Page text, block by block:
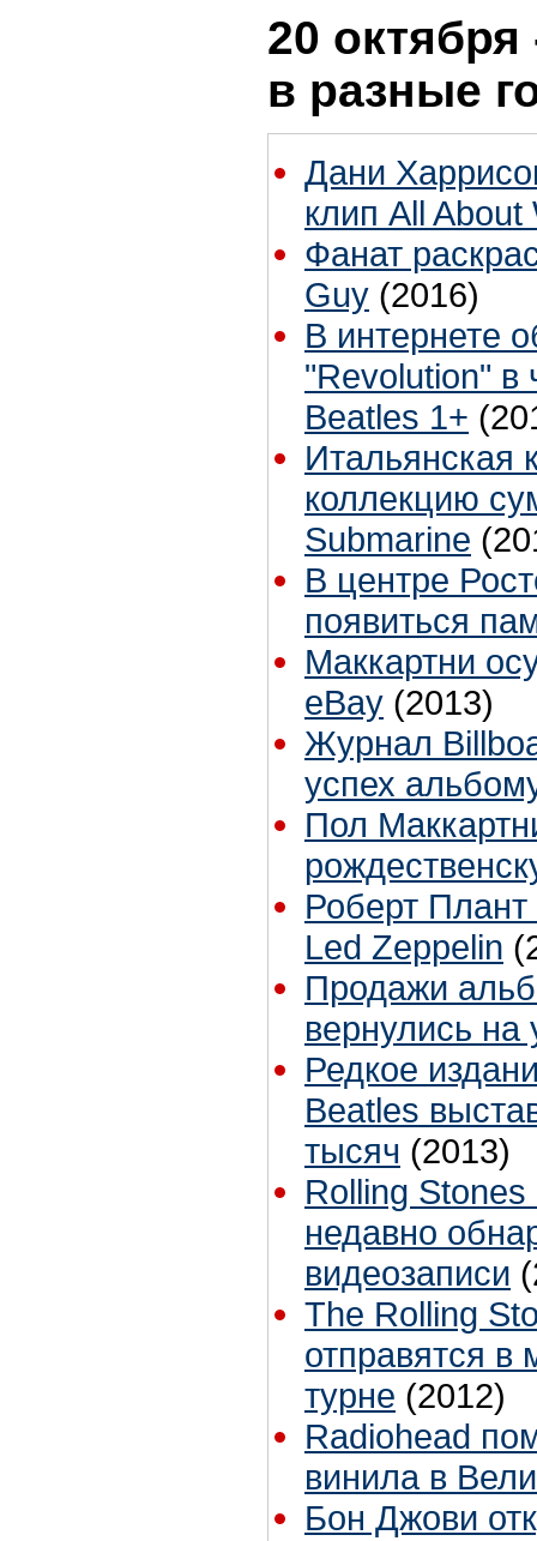
20 октября
в разные
Дани
клип All About
Фанат
Guy (2016)
В интернете
"Revolution" в
Beatles 1+
Итальянская
коллекцию
Submarine
В центре
появиться
Маккартни
eBay (2013)
Журнал
успех
Пол
Роберт
Led Zeppelin
Продажи
вернулись на
Редкое
Beatles
тысяч (2013)
Rolling
недавно
видеозаписи
The Rolling
отправятся в
турне (2012)
Radiohead
винила в
Бон Джови